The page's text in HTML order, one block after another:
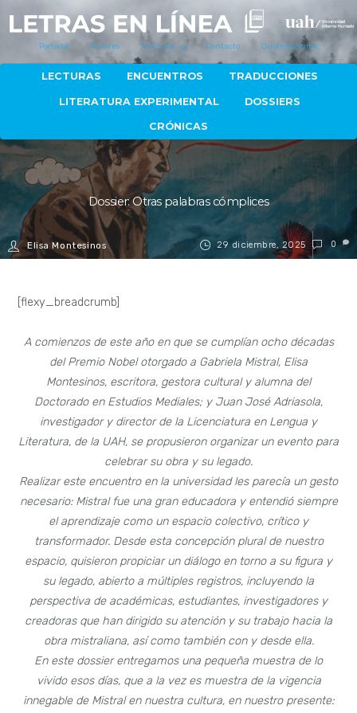
Portada Autores Artículos Contacto Quiénes Somos
LECTURAS ENCUENTROS TRADUCCIONES
LITERATURA EXPERIMENTAL DOSSIERS
CRÓNICAS
29 diciembre, 2025
Dossier: Otras palabras cómplices
Elisa Montesinos 0
[flexy_breadcrumb]
A comienzos de este año en que se cumplían ocho décadas
del Premio Nobel otorgado a Gabriela Mistral, Elisa
Montesinos, escritora, gestora cultural y alumna del
Doctorado en Estudios Mediales; y Juan José Adriasola,
investigador y director de la Licenciatura en Lengua y
Literatura, de la UAH, se propusieron organizar un evento para
celebrar su obra y su legado.
Realizar este encuentro en la universidad les parecía un gesto
necesario: Mistral fue una gran educadora y entendió siempre
el aprendizaje como un espacio colectivo, crítico y
transformador. Desde esta concepción plural de nuestro
espacio, quisieron propiciar un diálogo en torno a su figura y
su legado, abierto a múltiples registros, incluyendo la
perspectiva de académicas, estudiantes, investigadores y
creadoras que han dirigido su atención y su trabajo hacia la
obra mistraliana, así como también con y desde ella.
En este dossier entregamos una pequeña muestra de lo
vivido esos días, que a la vez es muestra de la vigencia
innegable de Mistral en nuestra cultura, en nuestro presente: